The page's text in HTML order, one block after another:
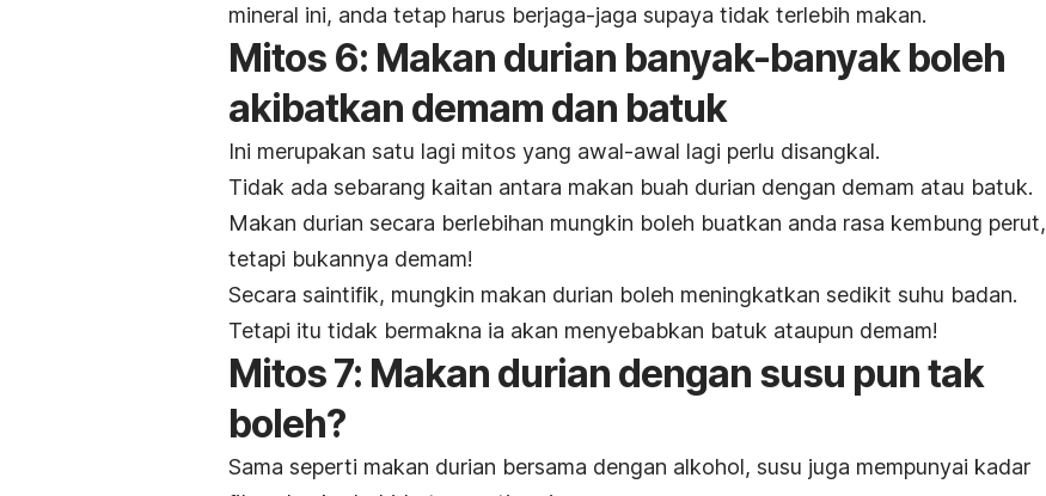
mineral ini, anda tetap harus berjaga-jaga supaya tidak terlebih makan.
Mitos 6: Makan durian banyak-banyak boleh
akibatkan demam dan batuk
Ini merupakan satu lagi mitos yang awal-awal lagi perlu disangkal.
Tidak ada sebarang kaitan antara makan buah durian dengan demam atau batuk.
Makan durian secara berlebihan mungkin boleh buatkan anda rasa kembung perut,
tetapi bukannya demam!
Secara saintifik, mungkin makan durian boleh meningkatkan sedikit suhu badan.
Tetapi itu tidak bermakna ia akan menyebabkan batuk ataupun demam!
Mitos 7: Makan durian dengan susu pun tak
boleh?
Sama seperti makan durian bersama dengan alkohol, susu juga mempunyai kadar